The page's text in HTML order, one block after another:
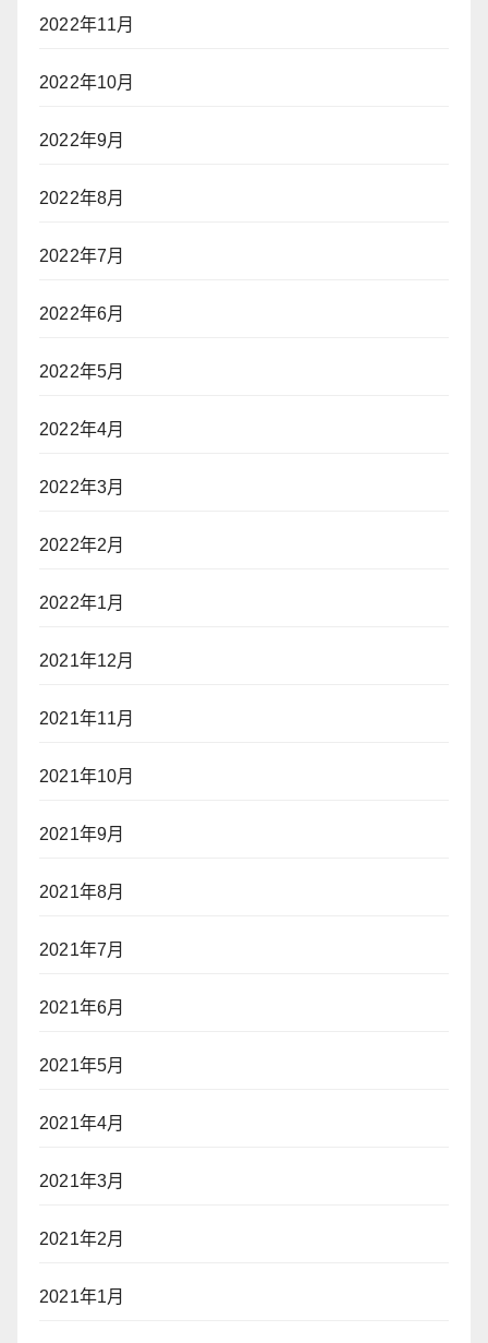
2022年11月
2022年10月
2022年9月
2022年8月
2022年7月
2022年6月
2022年5月
2022年4月
2022年3月
2022年2月
2022年1月
2021年12月
2021年11月
2021年10月
2021年9月
2021年8月
2021年7月
2021年6月
2021年5月
2021年4月
2021年3月
2021年2月
2021年1月